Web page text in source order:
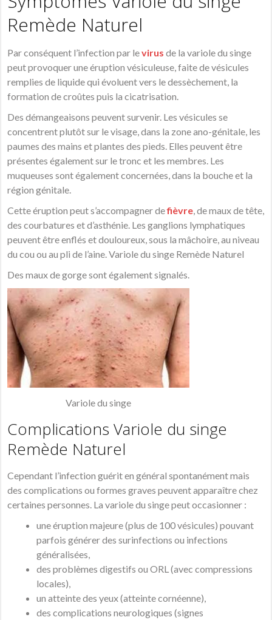
Remède Naturel
Par conséquent l’infection par levirus de la variole du singe
peut provoquer une éruption vésiculeuse, faite de vésicules
remplies de liquide qui évoluent vers le dessèchement, la
formation de croûtes puis la cicatrisation.
Des démangeaisons peuvent survenir. Les vésicules se
concentrent plutôt sur le visage, dans la zone ano-génitale, les
paumes des mains et plantes des pieds. Elles peuvent être
présentes également sur le tronc et les membres. Les
muqueuses sont également concernées, dans la bouche et la
région génitale.
Cette éruption peut s’accompagner defièvre, de maux de tête,
des courbatures et d’asthénie. Les ganglions lymphatiques
peuvent être enflés et douloureux, sous la mâchoire, au niveau
du cou ou au pli de l’aine. Variole du singe Remède Naturel
Des maux de gorge sont également signalés.
Variole du singe
Complications Variole du singe
Remède Naturel
Cependant l’infection guérit en général spontanément mais
des complications ou formes graves peuvent apparaître chez
certaines personnes. La variole du singe peut occasionner :
une éruption majeure (plus de 100 vésicules) pouvant
parfois générer des surinfections ou infections
généralisées,
des problèmes digestifs ou ORL (avec compressions
locales),
un atteinte des yeux (atteinte cornéenne),
des complications neurologiques (signes